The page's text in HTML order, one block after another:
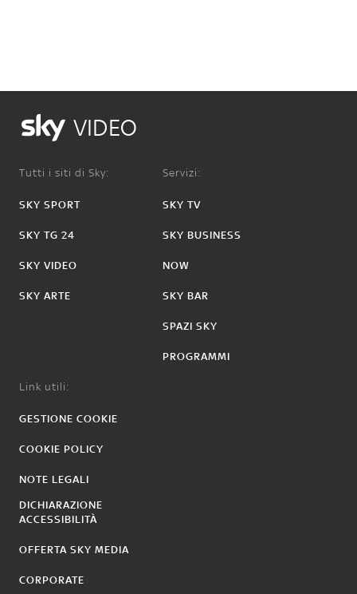
VIDEO
Tutti i siti di Sky:
SKY SPORT
SKY TG 24
SKY VIDEO
SKY ARTE
Servizi:
SKY TV
SKY BUSINESS
NOW
SKY BAR
SPAZI SKY
PROGRAMMI
Link utili:
GESTIONE COOKIE
COOKIE POLICY
NOTE LEGALI
DICHIARAZIONE
ACCESSIBILITÀ
OFFERTA SKY MEDIA
CORPORATE